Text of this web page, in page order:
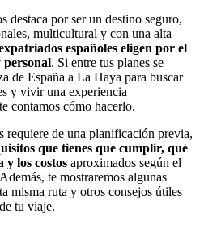
destaca por ser un destino seguro,
multicultural y con una alta
españoles eligen por el
. Si entre tus planes se
de España a La Haya para buscar
y vivir una experiencia
contamos cómo hacerlo.
requiere de una planificación previa,
que tienes que cumplir, qué
y los costos aproximados según el
te mostraremos algunas
misma ruta y otros consejos útiles
tu viaje.